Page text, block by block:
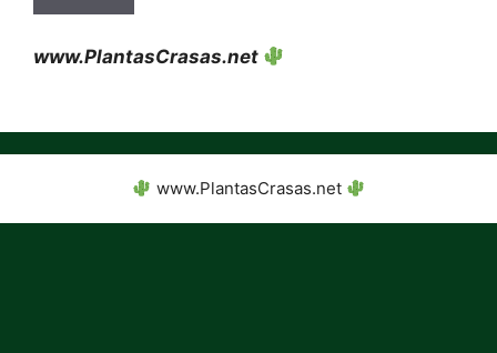
www.PlantasCrasas.net
www.PlantasCrasas.net